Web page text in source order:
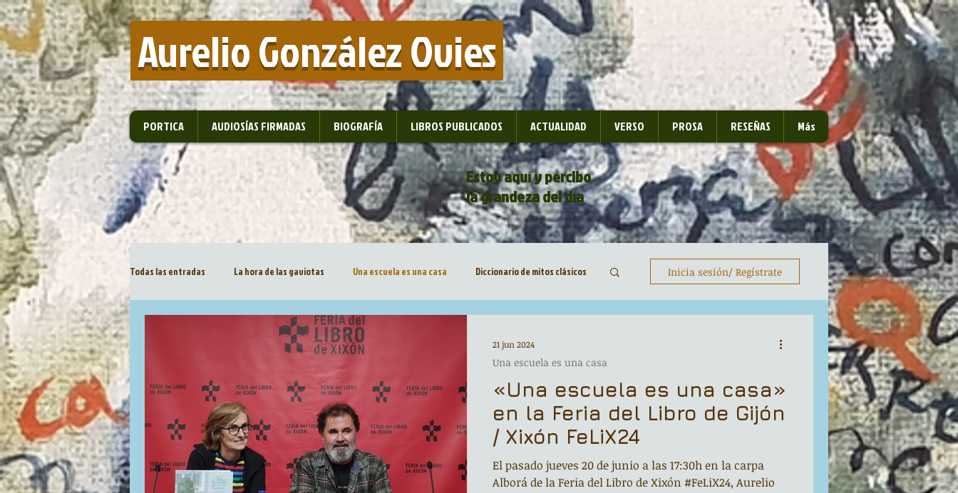
​ Aurelio González Ovies
PORTICA AUDIOSÍAS FIRMADAS BIOGRAFÍA LIBROS PUBLICADOS ACTUALIDAD VERSO PROSA RESEÑAS Más
Estoy aquí y percibo
la grandeza del día
Todas las entradas La hora de las gaviotas Una escuela es una casa Diccionario de mitos clásicos
BocArtes y Oficios Noche de Cumpleaños
Asociación d'Escritores d'Asturies Asturias Capital Mundial Poesía Fundación Princesa de Asturias
Una mitología Universidad de Oviedo Corrada de la Poesía Día del Libro
Inicia sesión/ Regístrate
«Una escuela es una casa»
en la Feria del Libro de Gijón
/ Xixón FeLiX24
El pasado jueves 20 de junio a las 17:30h en la carpa
Alborá de la Feria del Libro de Xixón #FeLiX24, Aurelio
Una escuela es una casa
21 jun 2024